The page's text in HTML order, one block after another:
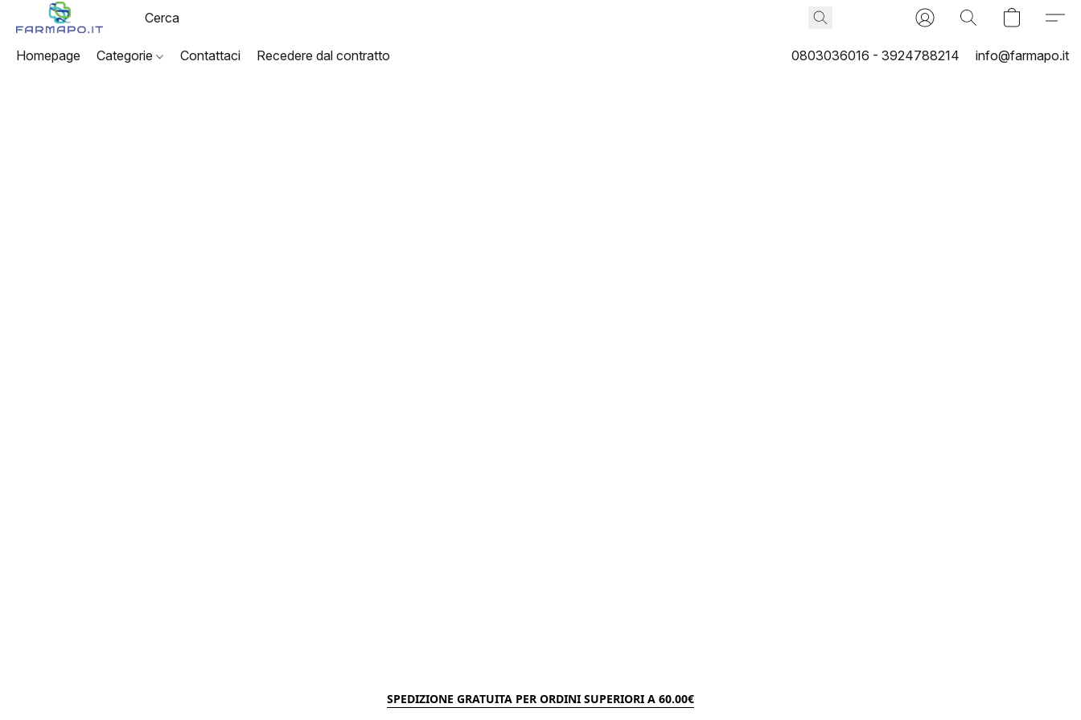
Homepage Categorie Contattaci Recedere dal contratto 0803036016 - 3924788214 info@farmapo.it
SPEDIZIONE GRATUITA PER ORDINI SUPERIORI A 60.00€